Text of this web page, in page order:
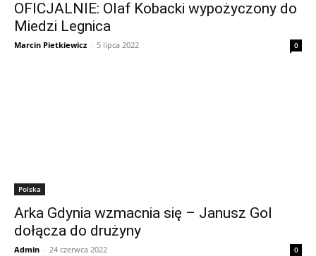
OFICJALNIE: Olaf Kobacki wypożyczony do
Miedzi Legnica
Marcin Pietkiewicz - 5 lipca 2022 0
Polska
Arka Gdynia wzmacnia się – Janusz Gol
dołącza do drużyny
Admin - 24 czerwca 2022 0